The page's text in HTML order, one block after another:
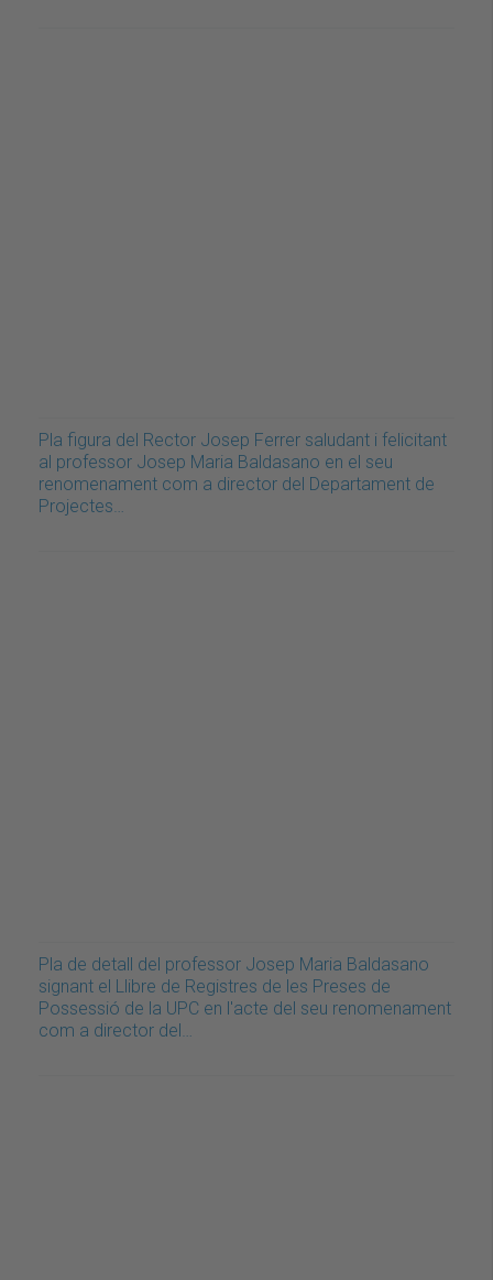
Pla figura del Rector Josep Ferrer saludant i felicitant
al professor Josep Maria Baldasano en el seu
renomenament com a director del Departament de
Projectes…
Pla de detall del professor Josep Maria Baldasano
signant el Llibre de Registres de les Preses de
Possessió de la UPC en l'acte del seu renomenament
com a director del…